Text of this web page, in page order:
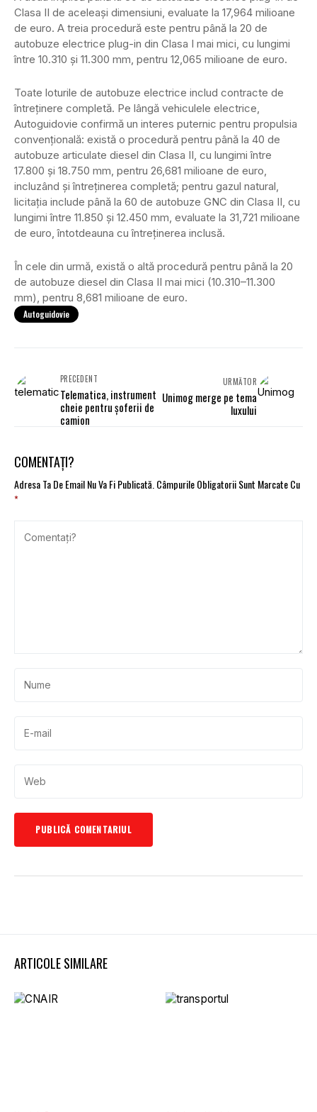
Clasa II de aceleași dimensiuni, evaluate la 17,964 milioane
de euro. A treia procedură este pentru până la 20 de
autobuze electrice plug-in din Clasa I mai mici, cu lungimi
între 10.310 și 11.300 mm, pentru 12,065 milioane de euro.
Toate loturile de autobuze electrice includ contracte de
întreținere completă. Pe lângă vehiculele electrice,
Autoguidovie confirmă un interes puternic pentru propulsia
convențională: există o procedură pentru până la 40 de
autobuze articulate diesel din Clasa II, cu lungimi între
17.800 și 18.750 mm, pentru 26,681 milioane de euro,
incluzând și întreținerea completă; pentru gazul natural,
licitația include până la 60 de autobuze GNC din Clasa II, cu
lungimi între 11.850 și 12.450 mm, evaluate la 31,721 milioane
de euro, întotdeauna cu întreținerea inclusă.
În cele din urmă, există o altă procedură pentru până la 20
de autobuze diesel din Clasa II mai mici (10.310–11.300
mm), pentru 8,681 milioane de euro.
Autoguidovie
PRECEDENT
Telematica, instrument
cheie pentru șoferii de
camion
URMĂTOR
Unimog merge pe tema
luxului
COMENTAȚI?
Adresa Ta De Email Nu Va Fi Publicată. Câmpurile Obligatorii Sunt Marcate Cu
*
ARTICOLE SIMILARE